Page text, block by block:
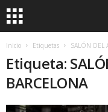
Inicio Etiquetas SALÓN DEL
Etiqueta:
BARCELONA